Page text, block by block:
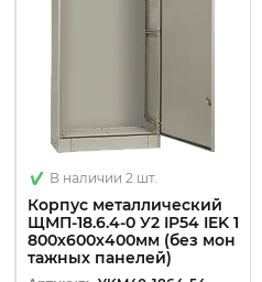
В наличии 2 шт.
Корпус металлический
ЩМП-18.6.4-0 У2 IP54 IEK 1
800х600х400мм (без мон
тажных панелей)